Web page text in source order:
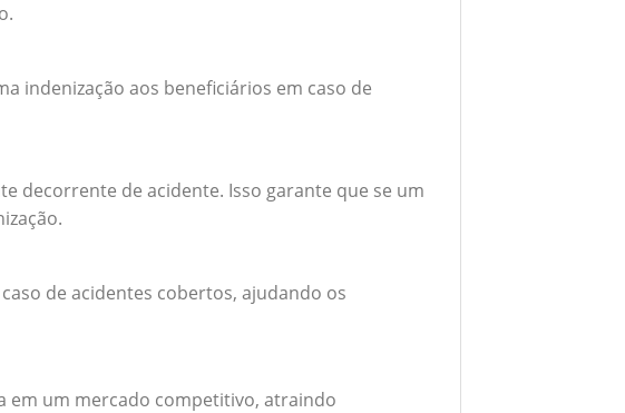
indenização aos beneficiários em caso de
decorrente de acidente. Isso garante que se um
de acidentes cobertos, ajudando os
em um mercado competitivo, atraindo